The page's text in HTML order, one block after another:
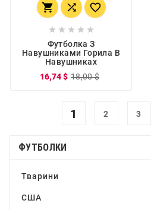
  
    
Футболка З
Навушниками Горила В
Навушниках
16,74 $ 18,00 $
1 2 3
ФУТБОЛКИ
Тварини
США